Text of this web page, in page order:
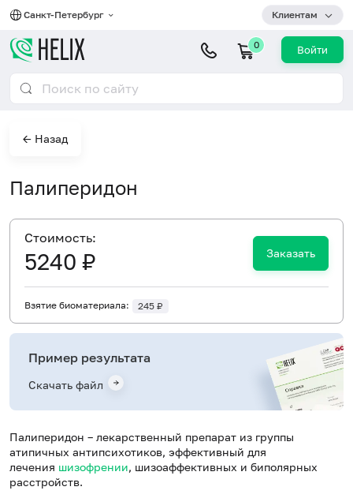
Санкт-Петербург Клиентам
0 Войти
← Назад
Палиперидон
Палиперидон – лекарственный препарат из группы
атипичных антипсихотиков, эффективный для
лечения шизофрении, шизоаффективных и биполярных
расстройств.
Cтоимость:
5240 ₽ Заказать
Взятие биоматериала: 245 ₽
Пример результата
Скачать файл